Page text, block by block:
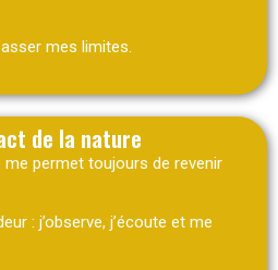
mes limites.
de la nature
me permet toujours de revenir
: j’observe, j’écoute et me